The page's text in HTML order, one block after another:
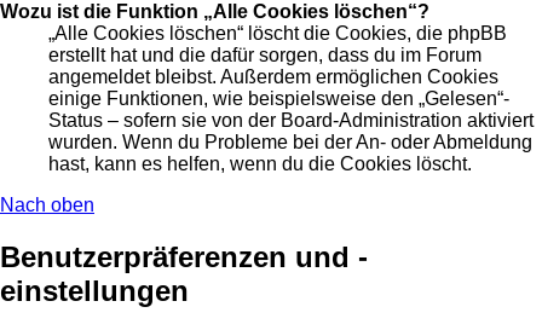
Wozu ist die Funktion „Alle Cookies löschen“?
„Alle Cookies löschen“ löscht die Cookies, die phpBB
erstellt hat und die dafür sorgen, dass du im Forum
angemeldet bleibst. Außerdem ermöglichen Cookies
einige Funktionen, wie beispielsweise den „Gelesen“-
Status – sofern sie von der Board-Administration aktiviert
wurden. Wenn du Probleme bei der An- oder Abmeldung
hast, kann es helfen, wenn du die Cookies löscht.
Nach oben
Benutzerpräferenzen und -
einstellungen